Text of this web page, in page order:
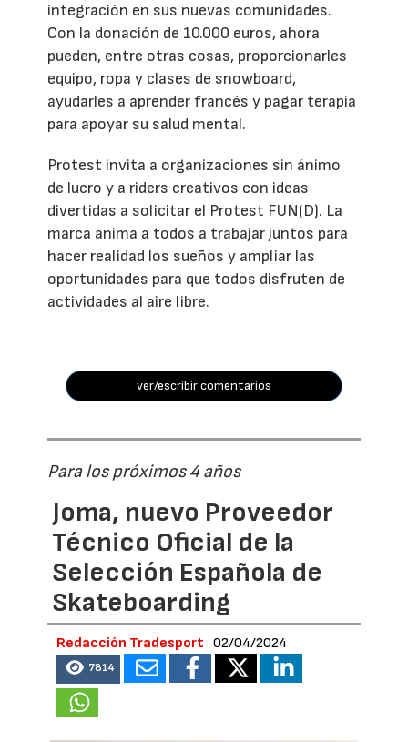
integración en sus nuevas comunidades.
Con la donación de 10.000 euros, ahora
pueden, entre otras cosas, proporcionarles
equipo, ropa y clases de snowboard,
ayudarles a aprender francés y pagar terapia
para apoyar su salud mental.
Protest invita a organizaciones sin ánimo
de lucro y a riders creativos con ideas
divertidas a solicitar el Protest FUN(D). La
marca anima a todos a trabajar juntos para
hacer realidad los sueños y ampliar las
oportunidades para que todos disfruten de
actividades al aire libre.
ver/escribir comentarios
Para los próximos 4 años
Joma, nuevo Proveedor
Técnico Oficial de la
Selección Española de
Skateboarding
Redacción Tradesport 02/04/2024
7814